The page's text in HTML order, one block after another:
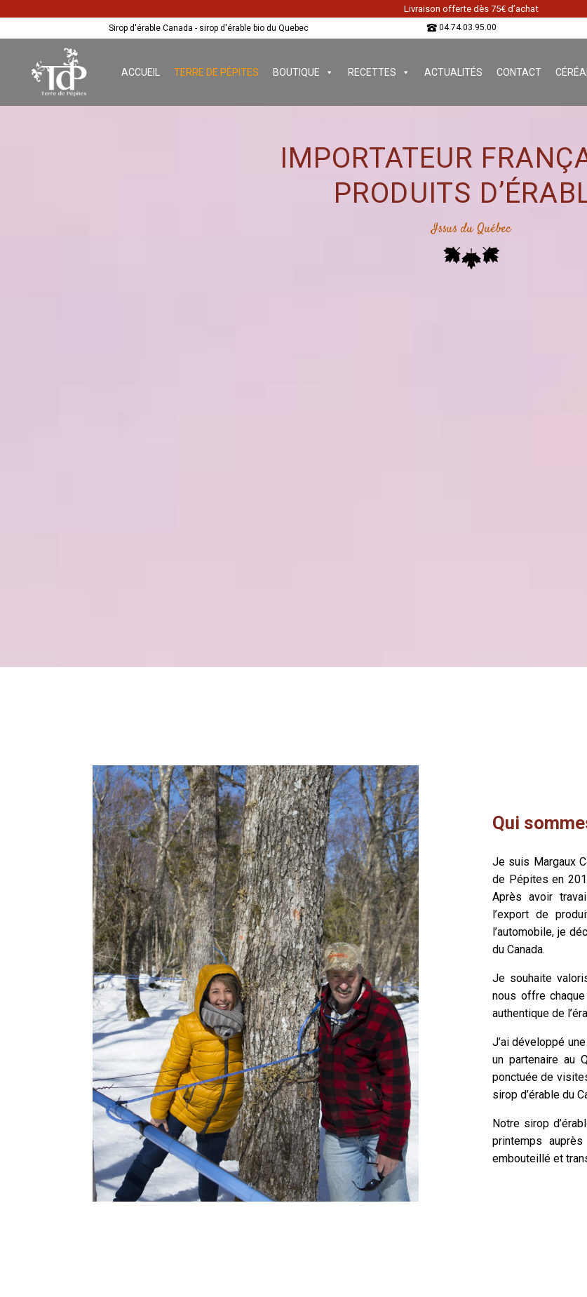
Livraison offerte dès 75€ d’achat
Sirop d'érable Canada - sirop d'érable bio du Quebec 04.74.03.95.00
ACCUEIL TERRE DE PÉPITES BOUTIQUE RECETTES ACTUALITÉS CONTACT
IMPORTATEUR
PRODUITS
Issus du Québec
Qui
Je suis Margaux
de Pépites en
Après avoir
l’export de
l’automobile, je
du Canada.
Je souhaite
nous offre
authentique de
J’ai développé
un partenaire au
ponctuée de
sirop d’érable du
Notre sirop
printemps
embouteillé et